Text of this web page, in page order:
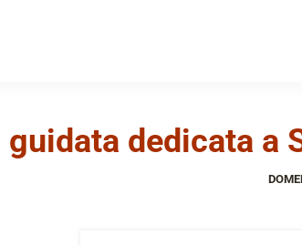
dedicata a